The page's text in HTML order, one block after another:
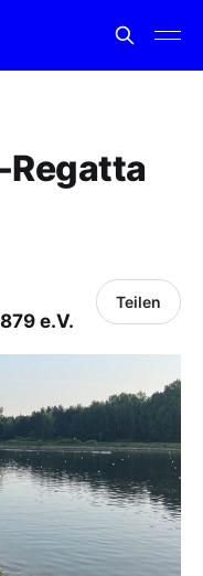
Regatta
e.V.
Teilen